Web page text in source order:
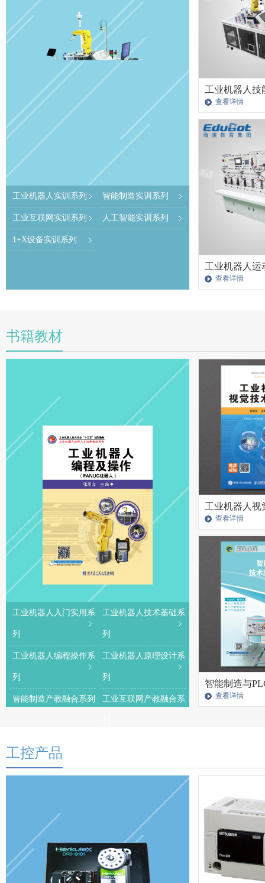
工业机器人实训系列 智能制造实训系列
工业互联网实训系列 人工智能实训系列
1+X设备实训系列
工业机器人技
（专业版）
查看详情
工业机器人运
查看详情
书籍教材
工业机器人入门实用系
列
工业机器人技术基础系
列
工业机器人编程操作系
列
工业机器人原理设计系
列
智能制造产教融合系列 工业互联网产教融合系
工业机器人视
查看详情
智能制造与
教程查看详情
工控产品